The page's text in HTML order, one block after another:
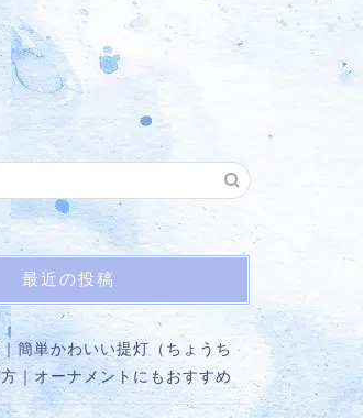
最近の投稿
簡単かわいい提灯（ちょうち
｜オーナメントにもおすすめ